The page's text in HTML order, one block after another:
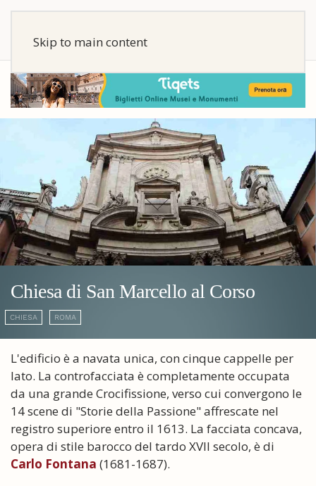
Skip to main content
Chiesa di San Marcello al Corso
CHIESA ROMA
L'edificio è a navata unica, con cinque cappelle per
lato. La controfacciata è completamente occupata
da una grande Crocifissione, verso cui convergono le
14 scene di "Storie della Passione" affrescate nel
registro superiore entro il 1613. La facciata concava,
opera di stile barocco del tardo XVII secolo, è di
Carlo Fontana (1681-1687).